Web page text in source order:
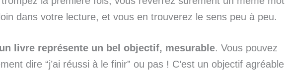
dans votre lecture, et vous en trouverez le sens peu à peu.
livre représente un bel objectif, mesurable. Vous pouvez
dire “j’ai réussi à le finir” ou pas ! C’est un objectif agréable